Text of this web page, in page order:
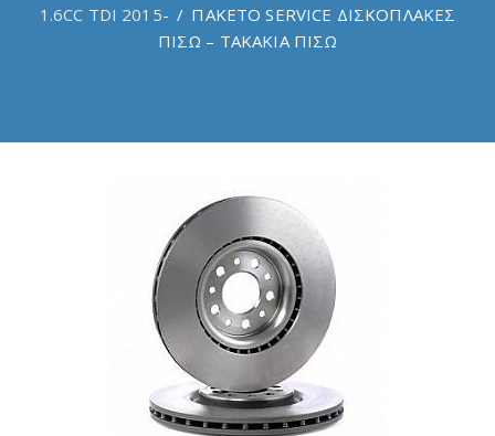
1.6CC TDI 2015- / ΠΑΚΕΤΟ SERVICE ΔΙΣΚΟΠΛΑΚΕΣ
ΠΙΣΩ – ΤΑΚΑΚΙΑ ΠΙΣΩ